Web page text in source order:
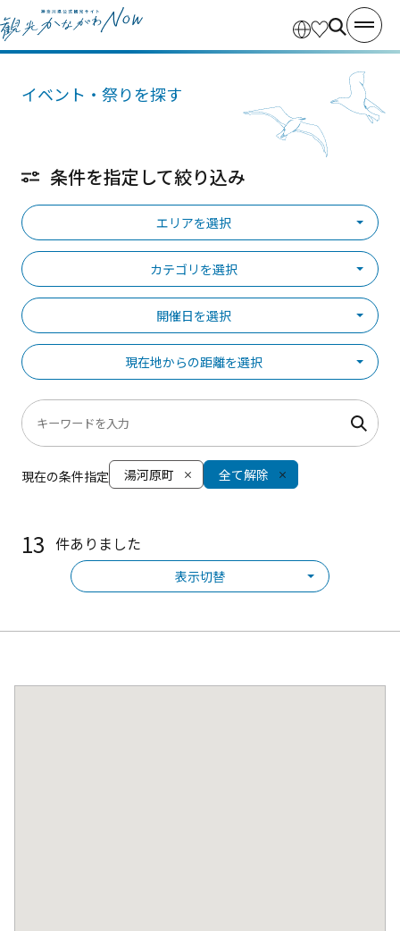
イベント・祭りを探す
条件を指定して絞り込み
エリアを選択
カテゴリを選択
開催日を選択
現在地からの距離を選択
現在の条件指定 湯河原町 全て解除
13 件ありました
表示切替